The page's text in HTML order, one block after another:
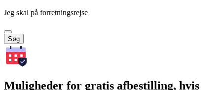
Jeg skal på forretningsrejse
Søg
Muligheder for gratis afbestilling, hvis